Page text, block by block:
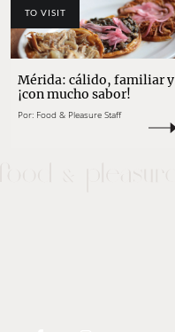
TO VISIT
Mérida: cálido, familiar y
¡con mucho sabor!
Por: Food & Pleasure Staff